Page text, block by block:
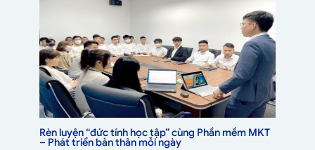
Rèn luyện “đức tính học tập” cùng Phần mềm MKT
– Phát triển bản thân mỗi ngày